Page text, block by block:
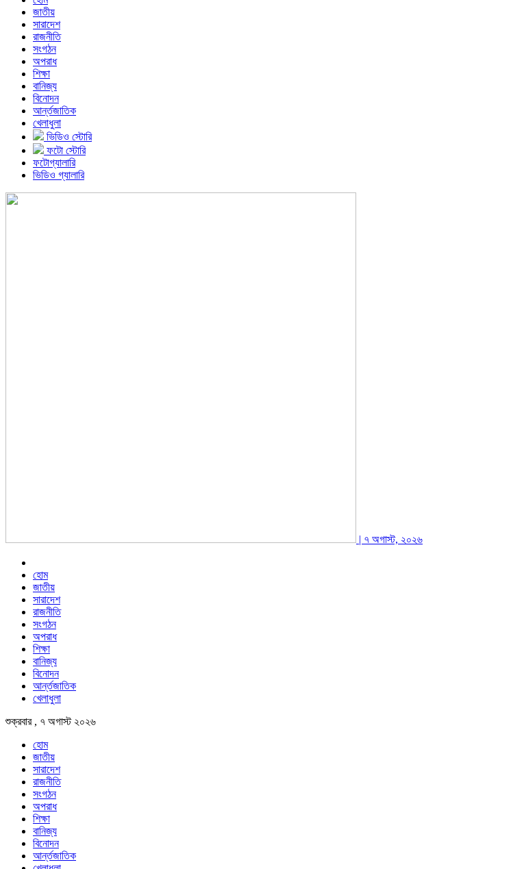
জাতীয়
সারাদেশ
রাজনীতি
সংগঠন
অপরাধ
শিক্ষা
বানিজ্য
বিনোদন
আর্ন্তজাতিক
খেলাধুলা
ভিডিও স্টোরি
ফটো স্টোরি
ফটোগ্যালারি
ভিডিও গ্যালারি
| ৭ অগাস্ট, ২০২৬
হোম
জাতীয়
সারাদেশ
রাজনীতি
সংগঠন
অপরাধ
শিক্ষা
বানিজ্য
বিনোদন
আর্ন্তজাতিক
খেলাধুলা
শুক্রবার , ৭ অগাস্ট ২০২৬
হোম
জাতীয়
সারাদেশ
রাজনীতি
সংগঠন
অপরাধ
শিক্ষা
বানিজ্য
বিনোদন
আর্ন্তজাতিক